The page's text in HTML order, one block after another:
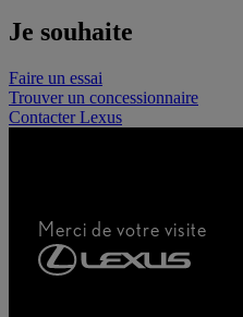
Je souhaite
Faire un essai
Trouver un concessionnaire
Contacter Lexus
Merci de votre visite